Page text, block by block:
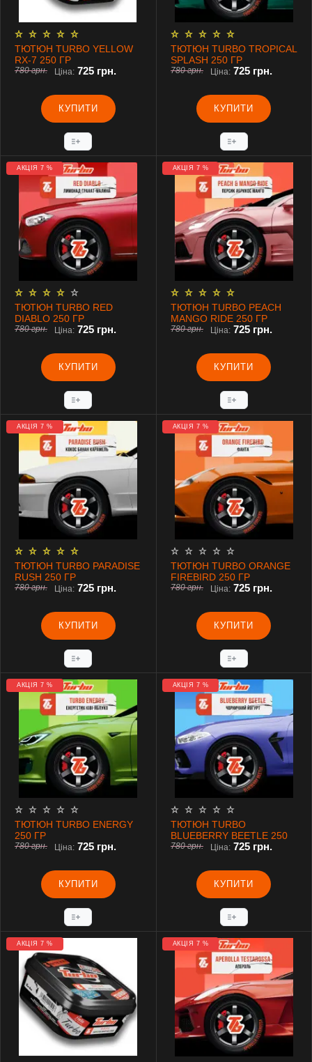
ТЮТЮН TURBO YELLOW
RX-7 250 ГР
780 грн. Ціна: 725 грн.
КУПИТИ
ТЮТЮН TURBO TROPICAL
SPLASH 250 ГР
780 грн. Ціна: 725 грн.
КУПИТИ
АКЦІЯ 7 %
ТЮТЮН TURBO RED
DIABLO 250 ГР
780 грн. Ціна: 725 грн.
КУПИТИ
АКЦІЯ 7 %
ТЮТЮН TURBO PEACH
MANGO RIDE 250 ГР
780 грн. Ціна: 725 грн.
КУПИТИ
АКЦІЯ 7 %
ТЮТЮН TURBO PARADISE
RUSH 250 ГР
780 грн. Ціна: 725 грн.
КУПИТИ
АКЦІЯ 7 %
ТЮТЮН TURBO ORANGE
FIREBIRD 250 ГР
780 грн. Ціна: 725 грн.
КУПИТИ
АКЦІЯ 7 %
ТЮТЮН TURBO ENERGY
250 ГР
780 грн. Ціна: 725 грн.
КУПИТИ
АКЦІЯ 7 %
ТЮТЮН TURBO
BLUEBERRY BEETLE 250
ГР
780 грн. Ціна: 725 грн.
КУПИТИ
АКЦІЯ 7 % АКЦІЯ 7 %